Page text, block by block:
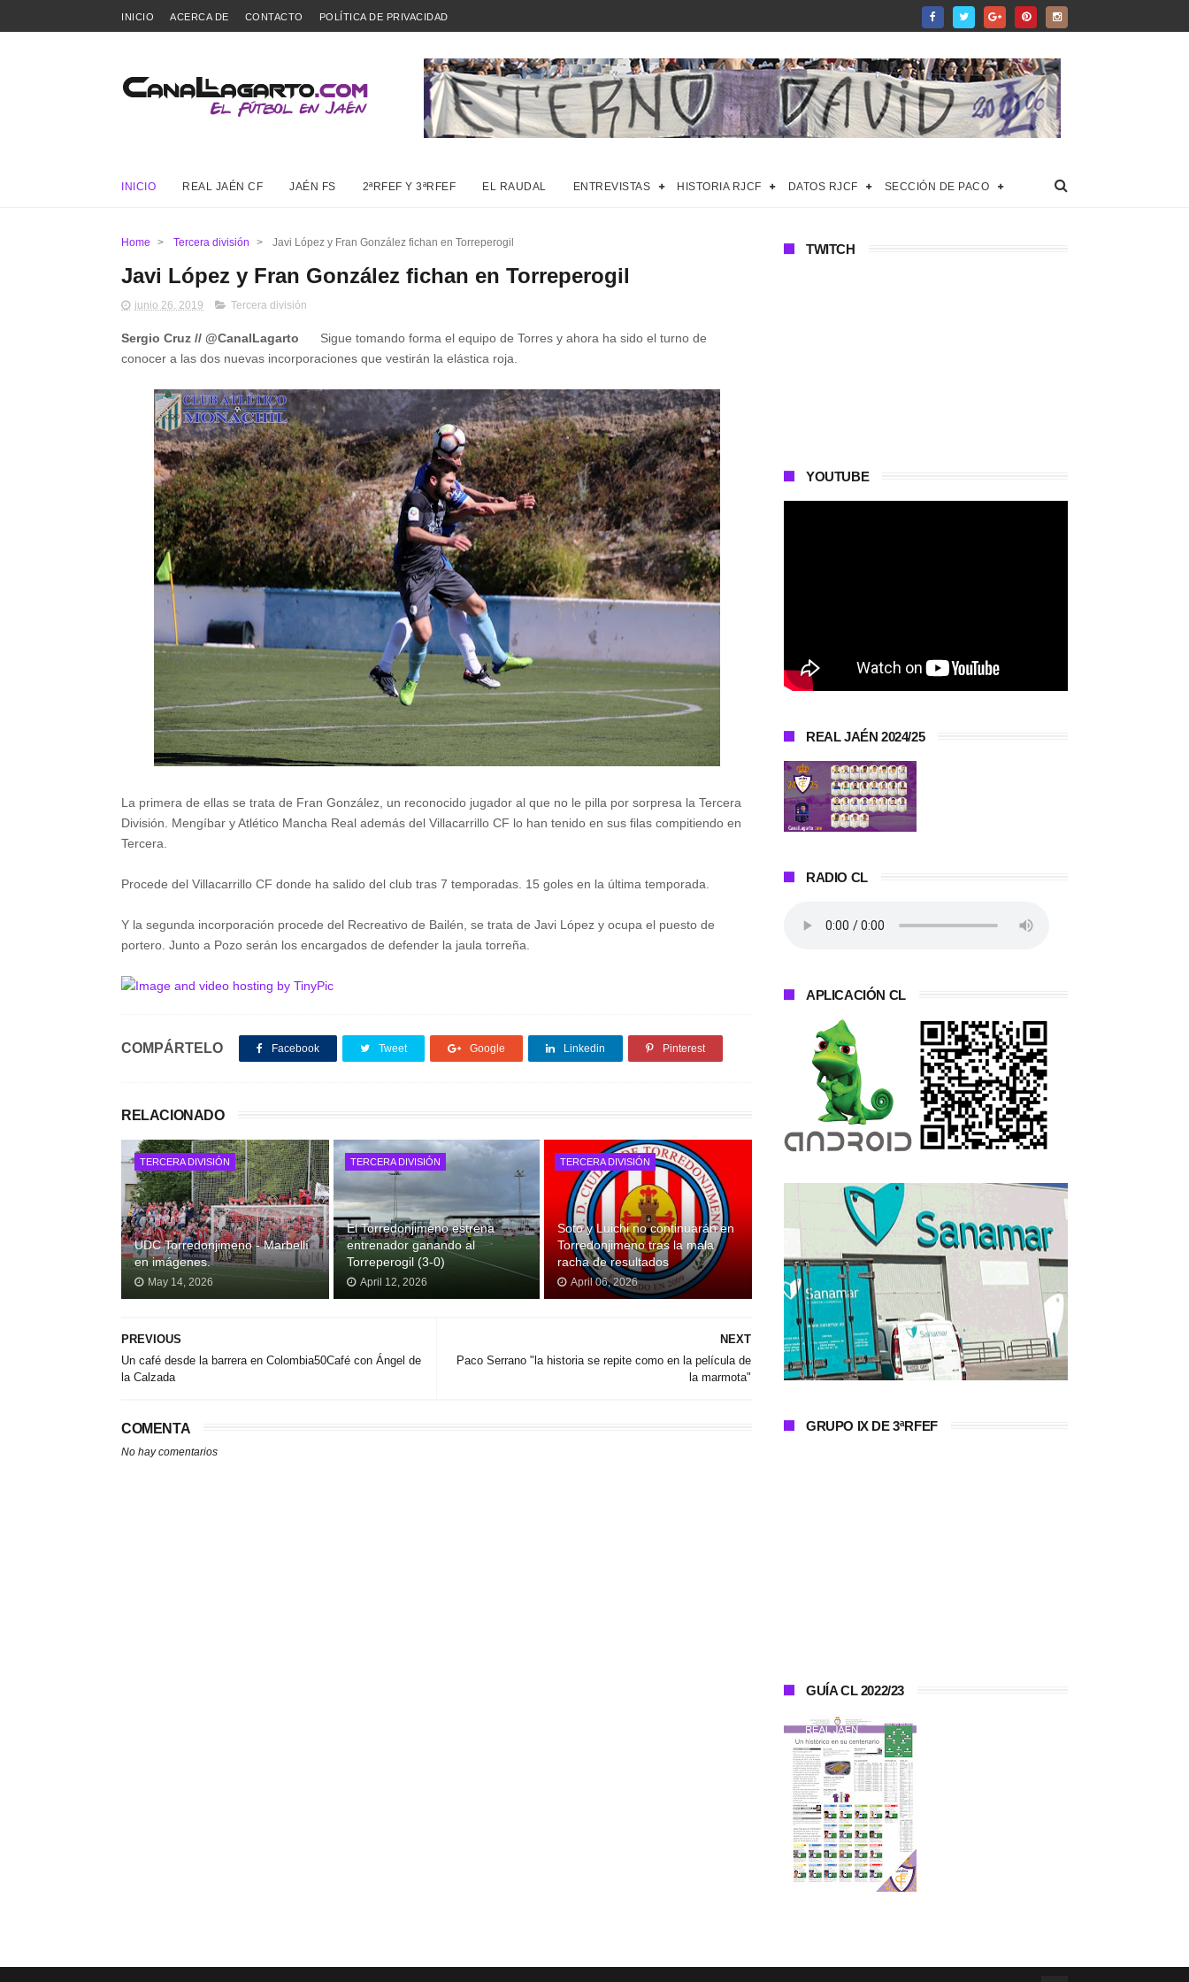
INICIO ACERCA DE CONTACTO POLÍTICA DE PRIVACIDAD
INICIO REAL JAÉN CF JAÉN FS 2ªRFEF Y 3ªRFEF EL RAUDAL ENTREVISTAS HISTORIA RJCF DATOS RJCF SECCIÓN DE PACO
Home > Tercera división > Javi López y Fran González fichan en Torreperogil
Javi López y Fran González fichan en Torreperogil
junio 26, 2019 Tercera división
Sergio Cruz // @CanalLagarto
Sigue tomando forma el equipo de Torres y ahora ha sido el turno de
conocer a las dos nuevas incorporaciones que vestirán la elástica roja.
La primera de ellas se trata de Fran González, un reconocido jugador al que no le pilla por sorpresa la Tercera
División. Mengíbar y Atlético Mancha Real además del Villacarrillo CF lo han tenido en sus filas compitiendo en
Tercera.
Procede del Villacarrillo CF donde ha salido del club tras 7 temporadas. 15 goles en la última temporada.
Y la segunda incorporación procede del Recreativo de Bailén, se trata de Javi López y ocupa el puesto de
portero. Junto a Pozo serán los encargados de defender la jaula torreña.
COMPÁRTELO Facebook Tweet Google Linkedin Pinterest
RELACIONADO
TERCERA DIVISIÓN
UDC Torredonjimeno - Marbellí
en imágenes.
May 14, 2026
TERCERA DIVISIÓN
El Torredonjimeno estrena
entrenador ganando al
Torreperogil (3-0)
April 12, 2026
TERCERA DIVISIÓN
Soto y Luichi no continuarán en
Torredonjimeno tras la mala
racha de resultados
April 06, 2026
NEXT
Paco Serrano "la historia se repite como en la película de
la marmota"
PREVIOUS
Un café desde la barrera en Colombia50Café con Ángel de
la Calzada
COMENTA
No hay comentarios
TWITCH
YOUTUBE
REAL JAÉN 2024/25
RADIO CL
APLICACIÓN CL
GRUPO IX DE 3ªRFEF
GUÍA CL 2022/23